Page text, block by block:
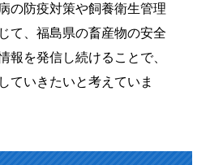
の防疫対策や飼養衛生管理
て、福島県の畜産物の安全
報を発信し続けることで、
ていきたいと考えていま